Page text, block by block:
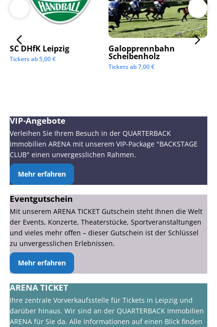
SC DHfK Leipzig
Tickets ab5,00€
Galopprennbahn
Scheibenholz
Tickets ab7,00€
VIP-Angebote
Verleihen Sie Ihrem Besuch in der QUARTERBACK
Immobilien ARENA mit unserem VIP-Package "BACKSTAGE
CLUB" einen unvergesslichen Rahmen.
Mehr erfahren
Eventgutschein
Mit unserem ARENA TICKET Gutschein steht Ihnen die Welt
der Events, Konzerte, Theaterstücke, Sportveranstaltungen
und vieles mehr offen – dieser Gutschein ist der Schlüssel
zu unvergesslichen Erlebnissen.
Mehr erfahren
ARENA TICKET
Ihre zentrale Vorverkaufsstelle für Tickets in Leipzig und
darüber hinaus. Wir sind an der QUARTERBACK Immobilien
ARENA für Sie da. Alle Informationen auf einen Blick finden